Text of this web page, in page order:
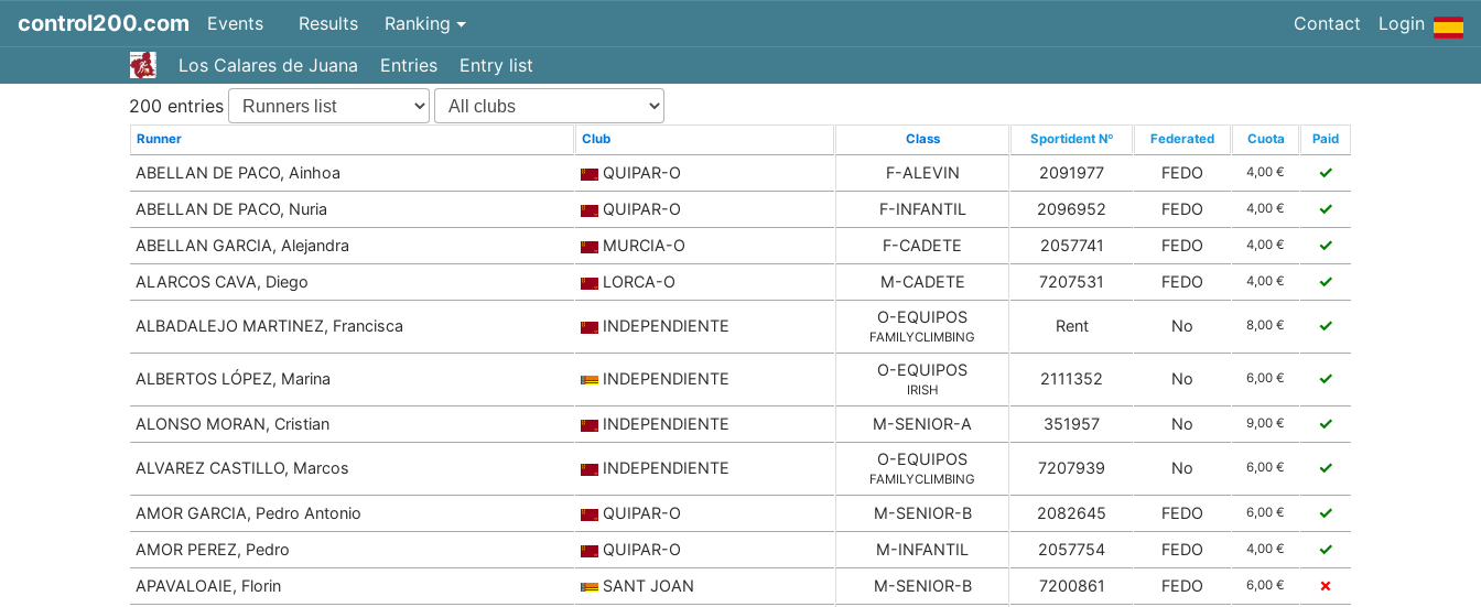
control200.com Events Results Ranking Contact
Login
Los Calares de Juana
Entries
Entry list
200 entries
Runner Club Class Sportident Nº Federated Cuota Paid
ABELLAN DE PACO, Ainhoa QUIPAR-O F-ALEVIN 2091977 FEDO 4,00 € ✓
ABELLAN DE PACO, Nuria QUIPAR-O F-INFANTIL 2096952 FEDO 4,00 € ✓
ABELLAN GARCIA, Alejandra MURCIA-O F-CADETE 2057741 FEDO 4,00 € ✓
ALARCOS CAVA, Diego LORCA-O M-CADETE 7207531 FEDO 4,00 € ✓
ALBADALEJO MARTINEZ, Francisca INDEPENDIENTE O-EQUIPOS
FAMILYCLIMBING
Rent No 8,00 € ✓
ALBERTOS LÓPEZ, Marina INDEPENDIENTE O-EQUIPOS
IRISH
2111352 No 6,00 € ✓
ALONSO MORAN, Cristian INDEPENDIENTE M-SENIOR-A 351957 No 9,00 € ✓
ALVAREZ CASTILLO, Marcos INDEPENDIENTE O-EQUIPOS
FAMILYCLIMBING
7207939 No 6,00 € ✓
AMOR GARCIA, Pedro Antonio QUIPAR-O M-SENIOR-B 2082645 FEDO 6,00 € ✓
AMOR PEREZ, Pedro QUIPAR-O M-INFANTIL 2057754 FEDO 4,00 € ✓
APAVALOAIE, Florin SANT JOAN M-SENIOR-B 7200861 FEDO 6,00 € ✗